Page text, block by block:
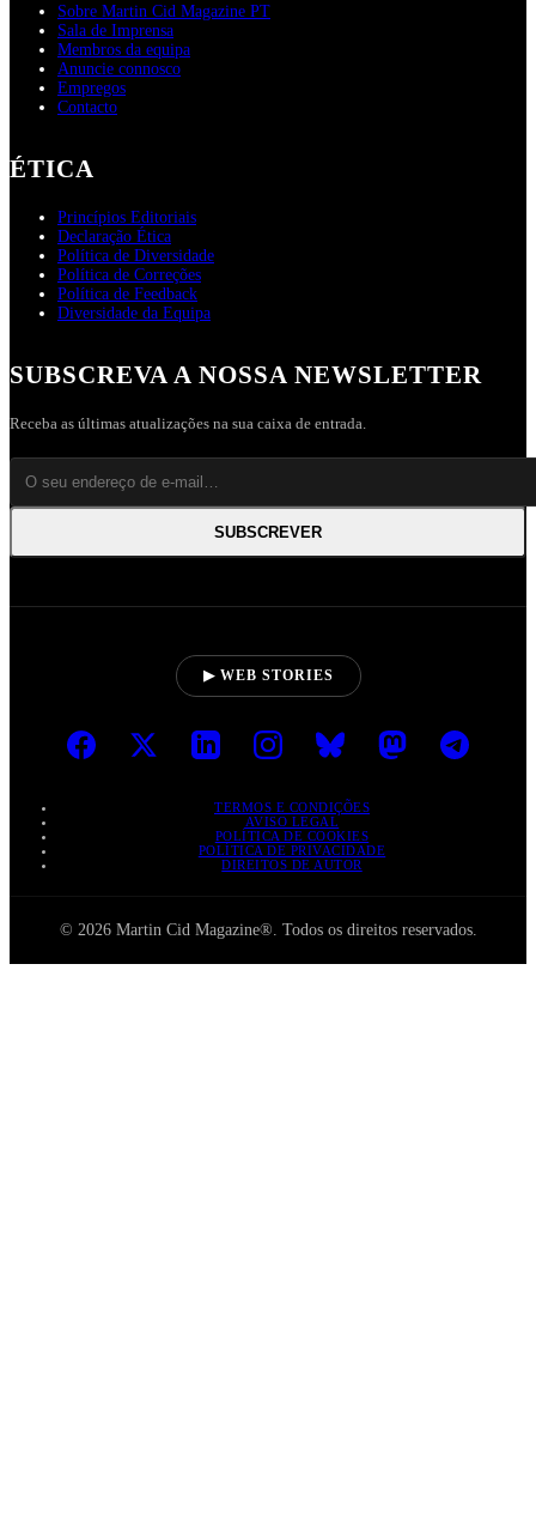
Sobre Martin Cid Magazine PT
Sala de Imprensa
Membros da equipa
Anuncie connosco
Empregos
Contacto
ÉTICA
Princípios Editoriais
Declaração Ética
Política de Diversidade
Política de Correções
Política de Feedback
Diversidade da Equipa
SUBSCREVA A NOSSA NEWSLETTER
Receba as últimas atualizações na sua caixa de entrada.
SUBSCREVER
▶ WEB STORIES
TERMOS E CONDIÇÕES
AVISO LEGAL
POLÍTICA DE COOKIES
POLÍTICA DE PRIVACIDADE
DIREITOS DE AUTOR
© 2026 Martin Cid Magazine®. Todos os direitos reservados.